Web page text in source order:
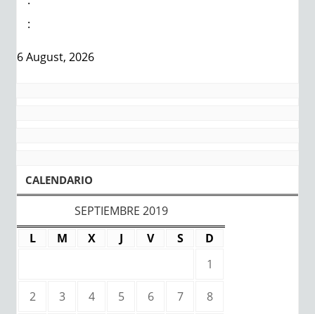
:
6 August, 2026
CALENDARIO
SEPTIEMBRE 2019
L
M X J V S
D
1
2 3 4 5 6 7 8